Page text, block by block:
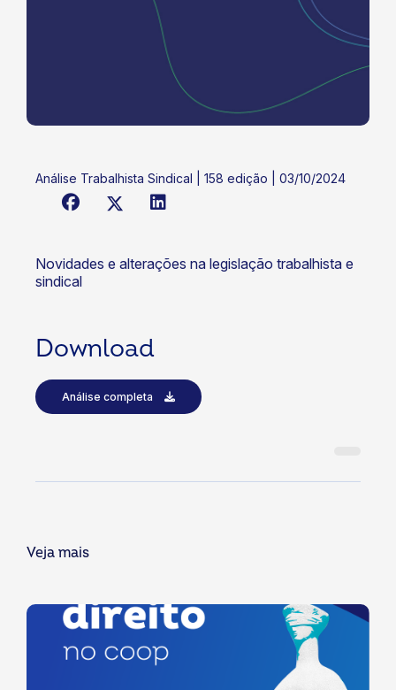
Análise Trabalhista Sindical | 158 edição | 03/10/2024
Novidades e alterações na legislação trabalhista e
sindical
Download
Análise completa
Veja mais